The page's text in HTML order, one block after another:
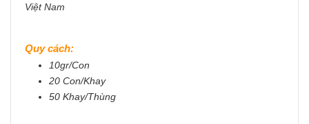
Việt Nam
Quy cách:
10gr/Con
20 Con/Khay
50 Khay/Thùng